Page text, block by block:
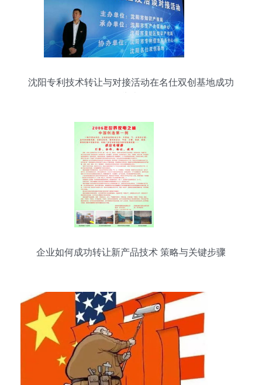
沈阳专利技术转让与对接活动在名仕双创基地成功
企业如何成功转让新产品技术 策略与关键步骤